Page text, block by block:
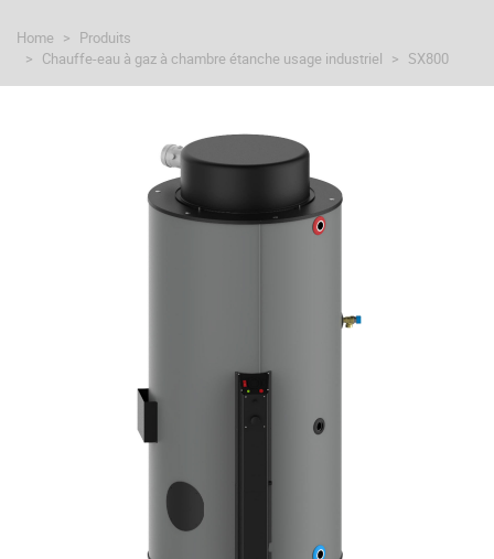
Home
Produits
Chauffe-eau à gaz à chambre étanche usage industriel
SX800